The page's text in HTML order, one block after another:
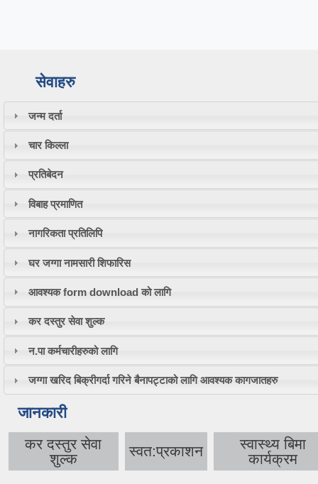
सेवाहरु
जन्म दर्ता
चार किल्ला
प्रतिबेदन
विबाह प्रमाणित
नागरिकता प्रतिलिपि
घर जग्गा नामसारी शिफारिस
आवश्यक form download को लागि
कर दस्तुर सेवा शुल्क
न.पा कर्मचारीहरुको लागि
जग्गा खरिद बिक्रीगर्दा गरिने बैनापट्टाको लागि आवश्यक कागजातहरु
जानकारी
कर दस्तुर सेवा
शुल्क
स्वत:प्रकाशन
स्वास्थ्य बिमा
कार्यक्रम